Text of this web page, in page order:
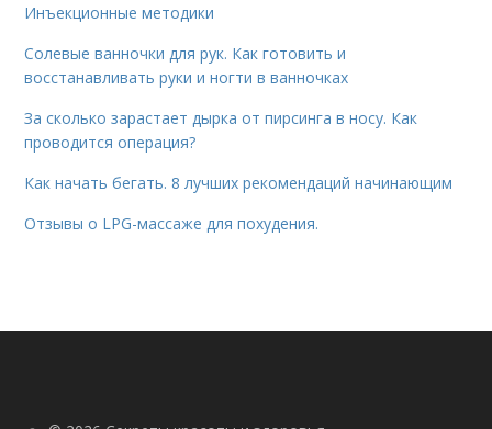
Инъекционные методики
Солевые ванночки для рук. Как готовить и
восстанавливать руки и ногти в ванночках
За сколько зарастает дырка от пирсинга в носу. Как
проводится операция?
Как начать бегать. 8 лучших рекомендаций начинающим
Отзывы о LPG-массаже для похудения.